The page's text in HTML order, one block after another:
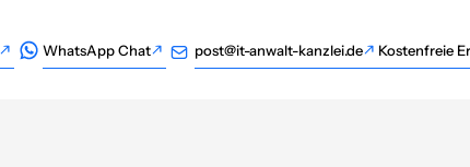
WhatsApp Chat
post@it-anwalt-kanzlei.de
Kostenfreie